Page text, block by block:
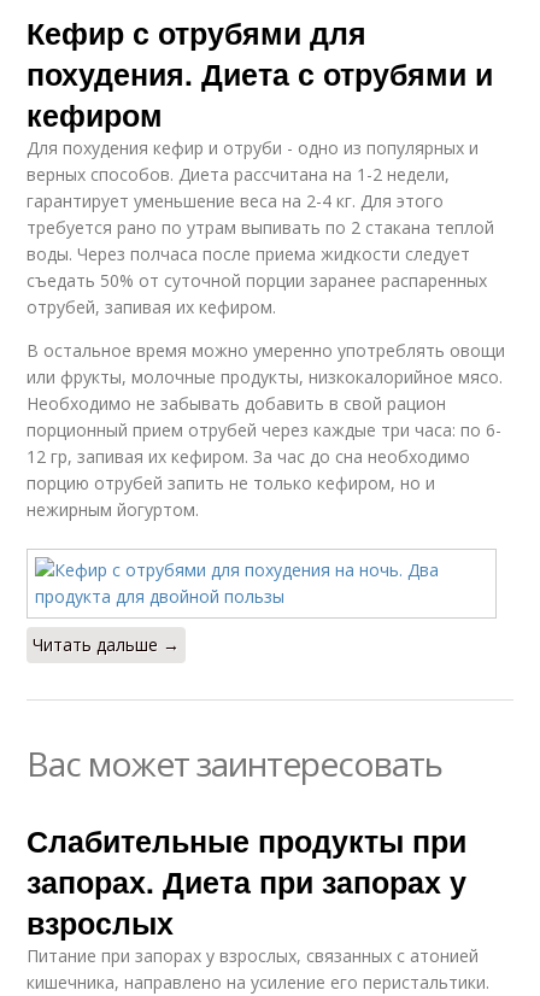
Кефир с отрубями для
похудения. Диета с отрубями и
кефиром
Для похудения кефир и отруби - одно из популярных и
верных способов. Диета рассчитана на 1-2 недели,
гарантирует уменьшение веса на 2-4 кг. Для этого
требуется рано по утрам выпивать по 2 стакана теплой
воды. Через полчаса после приема жидкости следует
съедать 50% от суточной порции заранее распаренных
отрубей, запивая их кефиром.
В остальное время можно умеренно употреблять овощи
или фрукты, молочные продукты, низкокалорийное мясо.
Необходимо не забывать добавить в свой рацион
порционный прием отрубей через каждые три часа: по 6-
12 гр, запивая их кефиром. За час до сна необходимо
порцию отрубей запить не только кефиром, но и
нежирным йогуртом.
Читать дальше →
Вас может заинтересовать
Слабительные продукты при
запорах. Диета при запорах у
взрослых
Питание при запорах у взрослых, связанных с атонией
кишечника, направлено на усиление его перистальтики.